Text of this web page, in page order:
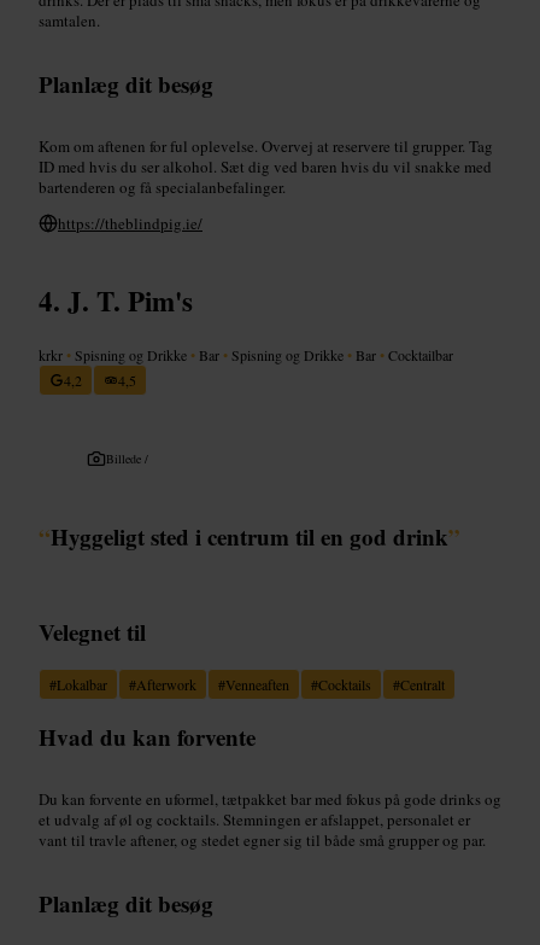
samtalen.
Planlæg dit besøg
Kom om aftenen for ful oplevelse. Overvej at reservere til grupper. Tag
ID med hvis du ser alkohol. Sæt dig ved baren hvis du vil snakke med
bartenderen og få specialanbefalinger.
https://theblindpig.ie/
J. T. Pim's
krkr • Spisning og Drikke • Bar • Spisning og Drikke • Bar •Cocktailbar
4,2
4,5
Billede /
“Hyggeligt sted i centrum til en god drink”
Velegnet til
#Lokalbar #Afterwork #Venneaften #Cocktails #Centralt
Hvad du kan forvente
Du kan forvente en uformel, tætpakket bar med fokus på gode drinks og
et udvalg af øl og cocktails. Stemningen er afslappet, personalet er
vant til travle aftener, og stedet egner sig til både små grupper og par.
Planlæg dit besøg